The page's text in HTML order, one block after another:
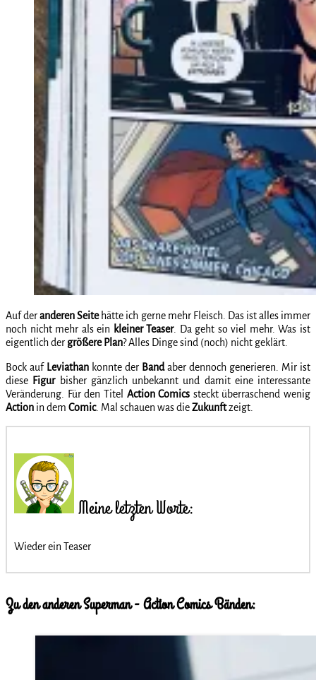
Auf deranderen Seitehätte ich gerne mehr Fleisch. Das ist alles immer
noch nicht mehr als ein kleiner Teaser. Da geht so viel mehr. Was ist
eigentlich der größere Plan? Alles Dinge sind (noch) nicht geklärt.
Bock auf Leviathan konnte der Bandaber dennoch generieren. Mir ist
diese Figurbisher gänzlich unbekannt und damit eine interessante
Veränderung. Für den Titel Action Comics steckt überraschend wenig
Action in dem Comic. Mal schauen was dieZukunftzeigt.
Meine letzten Worte:
Wieder ein Teaser
Zu den anderen Superman - Action Comics Bänden: